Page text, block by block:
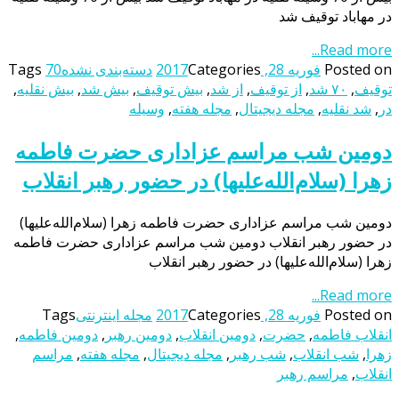
در مهاباد توقیف شد
Read more...
Posted on فوریه 28, 2017 Categories دسته‌بندی نشده Tags 70
توقیف, ۷۰ شد , از توقیف, از شد, بیش توقیف, بیش شد, بیش نقلیه,
در , شد نقلیه, مجله دیجیتال, مجله هفته, وسیله
دومین شب مراسم عزاداری حضرت فاطمه
زهرا (سلام‌الله‌علیها) در حضور رهبر انقلاب
دومین شب مراسم عزاداری حضرت فاطمه زهرا (سلام‌الله‌علیها)
در حضور رهبر انقلاب دومین شب مراسم عزاداری حضرت فاطمه
زهرا (سلام‌الله‌علیها) در حضور رهبر انقلاب
Read more...
Posted on فوریه 28, 2017 Categories مجله اینترنتیTags
انقلاب فاطمه, حضرت, دومین انقلاب, دومین رهبر , دومین فاطمه,
زهرا, شب انقلاب, شب رهبر , مجله دیجیتال, مجله هفته, مراسم
انقلاب, مراسم رهبر